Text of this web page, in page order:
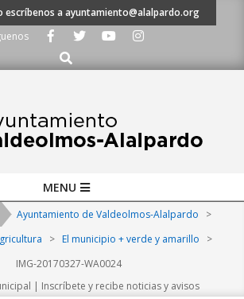
escríbenos a ayuntamiento@alalpardo.org
Buscar
MENU
Ayuntamiento de Valdeolmos-Alalpardo
>
> El municipio + verde y amarillo
>
IMG-20170327-WA0024
| Inscríbete y recibe noticias y avisos